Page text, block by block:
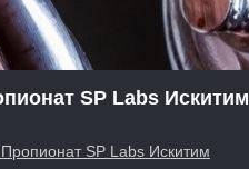
SP Labs Искитим
SP Labs Искитим